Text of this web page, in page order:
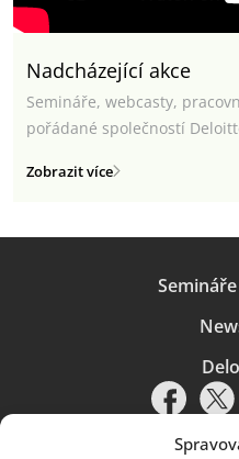
Nadcházející akce
Semináře, webcasty,
pořádané společností
Zobrazit více